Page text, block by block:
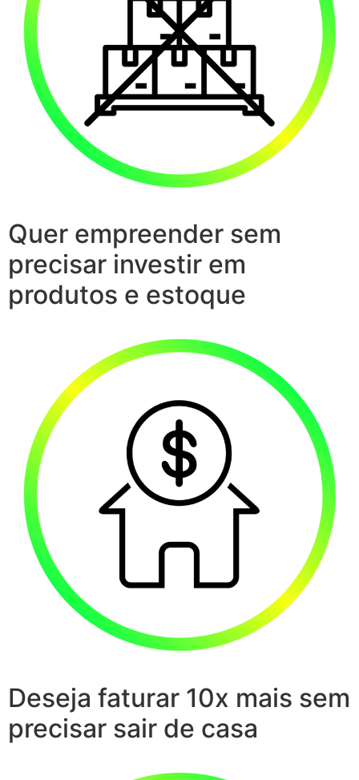
Quer empreender sem
precisar investir em
produtos e estoque
Deseja faturar 10x mais sem
precisar sair de casa